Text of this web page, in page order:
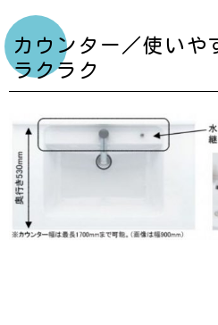
カウンター／使いや
ラクラク